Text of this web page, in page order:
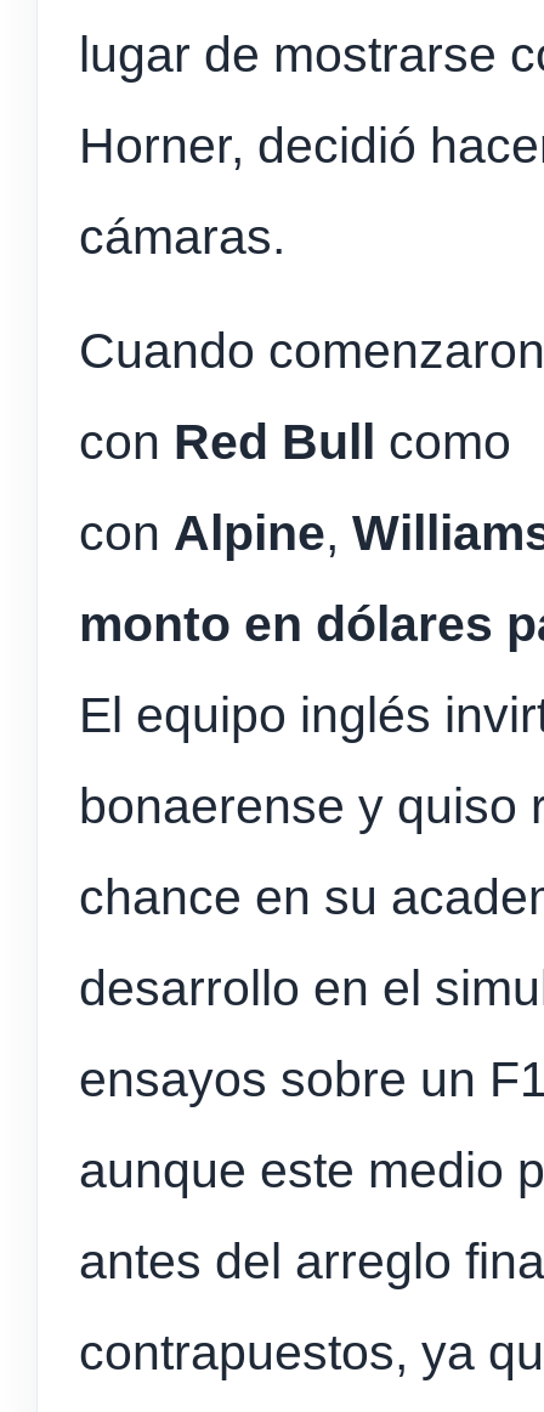
lugar de mostrarse
Horner, decidió
cámaras.
Cuando
con Red Bull como
con Alpine,
monto en dólares
El equipo inglés
bonaerense y quiso
chance en su
desarrollo en el
ensayos sobre un
aunque este medio
antes del arreglo
contrapuestos, ya